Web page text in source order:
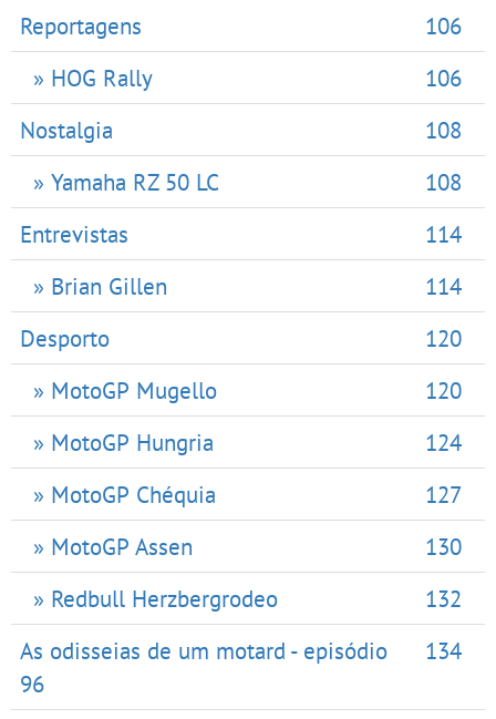
Reportagens
106
» HOG Rally
106
Nostalgia
108
» Yamaha RZ 50 LC
108
Entrevistas
114
» Brian Gillen
114
Desporto
120
» MotoGP Mugello
120
» MotoGP Hungria
124
» MotoGP Chéquia
127
» MotoGP Assen
130
» Redbull Herzbergrodeo
132
As odisseias de um motard - episódio
96
134